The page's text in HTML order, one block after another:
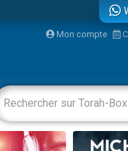
Mon compte
Livres